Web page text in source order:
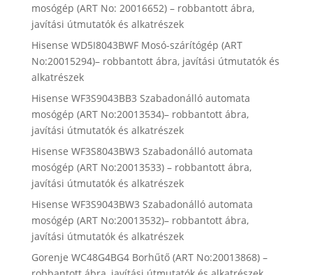
mosógép (ART No: 20016652) – robbantott ábra,
javítási útmutatók és alkatrészek
Hisense WD5I8043BWF Mosó-szárítógép (ART
No:20015294)– robbantott ábra, javítási útmutatók és
alkatrészek
Hisense WF3S9043BB3 Szabadonálló automata
mosógép (ART No:20013534)– robbantott ábra,
javítási útmutatók és alkatrészek
Hisense WF3S8043BW3 Szabadonálló automata
mosógép (ART No:20013533) – robbantott ábra,
javítási útmutatók és alkatrészek
Hisense WF3S9043BW3 Szabadonálló automata
mosógép (ART No:20013532)– robbantott ábra,
javítási útmutatók és alkatrészek
Gorenje WC48G4BG4 Borhűtő (ART No:20013868) –